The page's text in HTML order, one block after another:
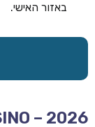
באזור האישי.